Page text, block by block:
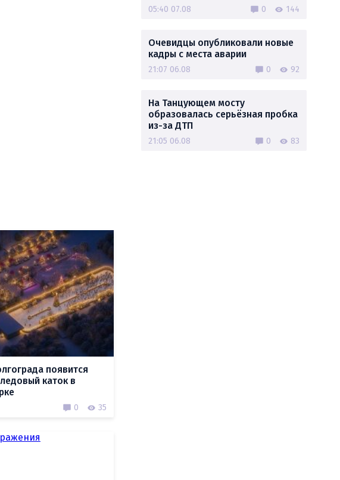
05:40 07.08 0 144
Очевидцы опубликовали новые
кадры с места аварии
21:07 06.08 0 92
На Танцующем мосту
образовалась серьёзная пробка
из-за ДТП
21:05 06.08 0 83
появится
каток в
0 35